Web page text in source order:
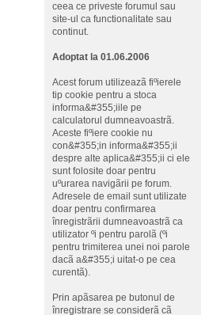
ceea ce priveste forumul sau
site-ul ca functionalitate sau
continut.
Adoptat la 01.06.2006
Acest forum utilizeazã fiºierele
tip cookie pentru a stoca
informa&#355;iile pe
calculatorul dumneavoastrã.
Aceste fiºiere cookie nu
con&#355;in informa&#355;ii
despre alte aplica&#355;ii ci ele
sunt folosite doar pentru
uºurarea navigãrii pe forum.
Adresele de email sunt utilizate
doar pentru confirmarea
înregistrãrii dumneavoastrã ca
utilizator ºi pentru parolã (ºi
pentru trimiterea unei noi parole
dacã a&#355;i uitat-o pe cea
curentã).
Prin apãsarea pe butonul de
înregistrare se considerã cã